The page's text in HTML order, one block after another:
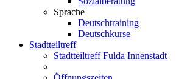
Sprache
Deutschtraining
Deutschkurse
Stadtteiltreff
Stadtteiltreff Fulda Innenstadt